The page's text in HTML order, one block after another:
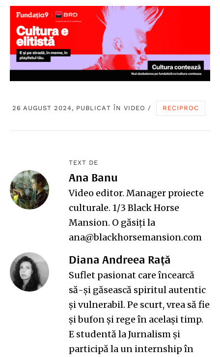
26 AUGUST 2024, PUBLICAT ÎN VIDEO / RECIPROC
TEXT DE
Ana Banu
Video editor. Manager proiecte
culturale. 1/3 Black Horse
Mansion. O găsiți la
ana@blackhorsemansion.com
Diana Andreea Rață
Suflet pasionat care încearcă
să-și găsească spiritul autentic
și vulnerabil. Pe scurt, vrea să fie
și bufon și rege în același timp.
E studentă la Jurnalism și
participă la un internship în